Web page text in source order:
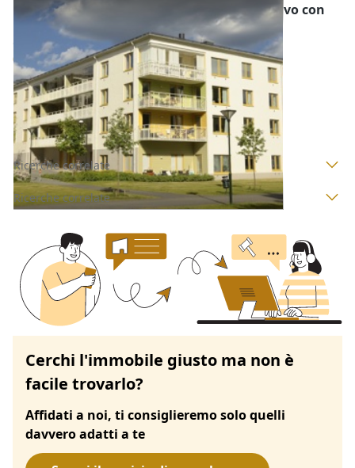
Asta Abitazione in cattivo stato conservativo con
magazzino e tettoia
Megliadino San Vitale (Padova)
Offerta minima
63.000 € 84.000 €
Codice asta: AI3459024
Asta chiusa
Ricerche correlate
Ricerche correlate
Cerchi l'immobile giusto ma non è
facile trovarlo?
Affidati a noi, ti consiglieremo solo quelli
davvero adatti a te